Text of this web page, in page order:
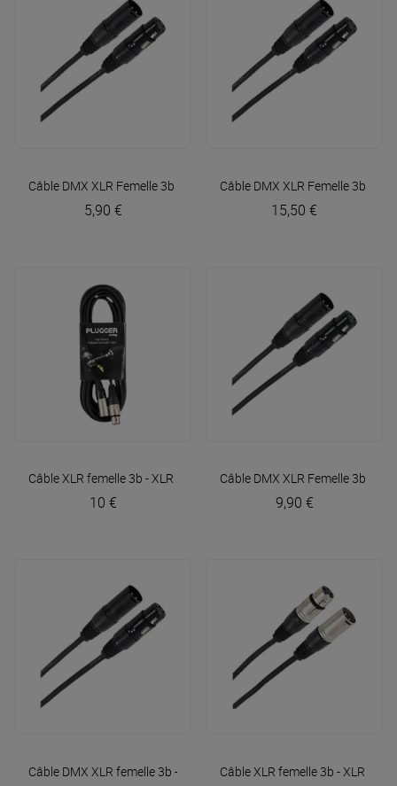
Câble DMX XLR Femelle 3b - XLR Mâle 3b 1m50 EasyPlugger
5,90 €
Câble DMX XLR Femelle 3b -
15,50 €
Câble XLR femelle 3b - XLR mâle 3b 6m EasyPlugger
10 €
Câble DMX XLR Femelle 3b -
9,90 €
Câble DMX XLR femelle 3b - XLR mâle 3b 3m EasyPlugger
Câble XLR femelle 3b - XLR